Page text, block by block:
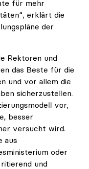
für mehr
erklärt die
der
Rektoren und
das Beste für die
und vor allem die
sicherzustellen.
vor,
besser
versucht wird.
aus
oder
und